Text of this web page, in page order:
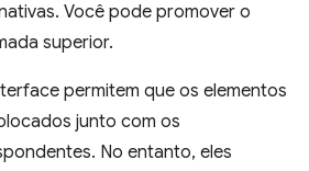
Você pode promover o
superior.
permitem que os elementos
junto com os
No entanto, eles